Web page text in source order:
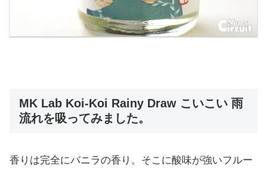
MK Lab Koi-Koi Rainy Draw こいこい 雨
流れを吸ってみました。
香りは完全にバニラの香り。そこに酸味が強いフルー